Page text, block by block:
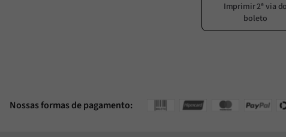
Imprimir 2ª via do
boleto
Nossas formas de pagamento: